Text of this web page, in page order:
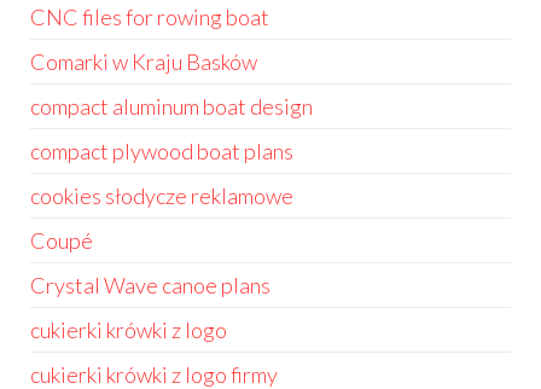
CNC files for rowing boat
Comarki w Kraju Basków
compact aluminum boat design
compact plywood boat plans
cookies słodycze reklamowe
Coupé
Crystal Wave canoe plans
cukierki krówki z logo
cukierki krówki z logo firmy